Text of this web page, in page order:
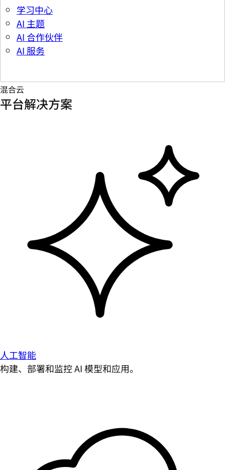
学习中心
AI 主题
AI 合作伙伴
AI 服务
混合云
平台解决方案
人工智能
构建、部署和监控 AI 模型和应用。